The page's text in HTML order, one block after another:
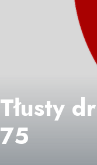
Tłusty
75